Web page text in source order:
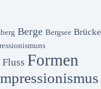
Berge Bergsee Brücke
Fluss Formen